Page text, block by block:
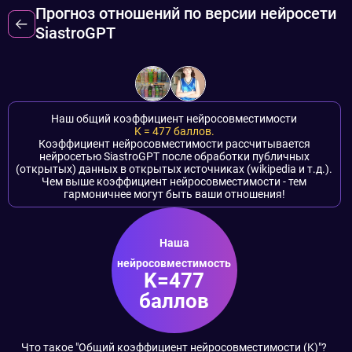
Прогноз отношений по версии нейросети
SiastroGPT
Наш общий коэффициент нейросовместимости
K = 477баллов.
Коэффициент нейросовместимости рассчитывается
нейросетью SiastroGPT после обработки публичных
(открытых) данных в открытых источниках (wikipedia и т.д.).
Чем выше коэффициент нейросовместимости - тем
гармоничнее могут быть ваши отношения!
Наша
нейросовместимость
K=477
баллов
Что такое "Общий коэффициент нейросовместимости (K)"?